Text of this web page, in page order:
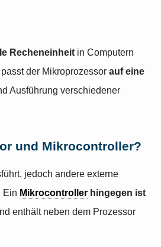
Recheneinheit in Computern
passt der Mikroprozessor auf eine
Ausführung verschiedener
und Mikrocontroller?
jedoch andere externe
Ein Mikrocontroller hingegen ist
enthält neben dem Prozessor